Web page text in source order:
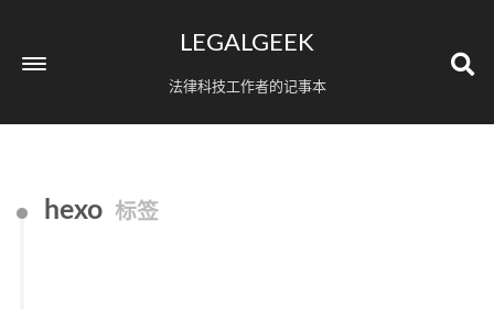
LEGALGEEK
法律科技工作者的记事本
hexo 标签